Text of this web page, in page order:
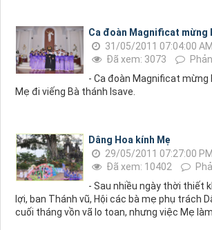
Ca đoàn Magnificat mừng
31/05/2011 07:04:00 AM
Đã xem: 3073
- Ca đoàn Magnificat mừng
Mẹ đi viếng Bà thánh Isave.
Dâng Hoa kính Mẹ
29/05/2011 07:27:00 PM
Đã xem: 10402
- Sau nhiều ngày thời thiết
lợi, ban Thánh vũ, Hội các bà mẹ phụ trách
cuối tháng vồn vã lo toan, nhưng việc Mẹ